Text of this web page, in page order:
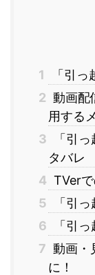
1
「引っ
2 動画配
用する
3
「引
タバレ
4 TVer
5
「引
6
「引
7 動画・
に！